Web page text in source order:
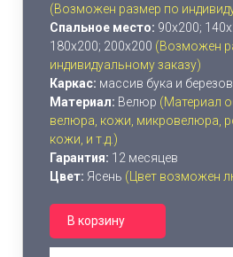
(Возможен размер по
Спальное место: 90х200;
180х200; 200х200 (Возможен
индивидуальному заказу)
Каркас: массив бука и
Материал: Велюр (Материал
велюра, кожи, микровелюра,
кожи, и т.д.)
Гарантия: 12 месяцев
Цвет: Ясень (Цвет возможен
В корзину